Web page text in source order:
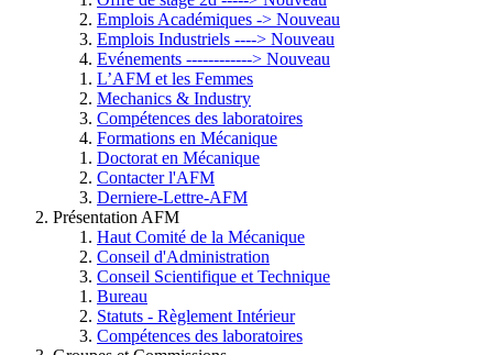
Emplois Académiques -> Nouveau
Emplois Industriels ----> Nouveau
Evénements ------------> Nouveau
L’AFM et les Femmes
Mechanics & Industry
Compétences des laboratoires
Formations en Mécanique
Doctorat en Mécanique
Contacter l'AFM
Derniere-Lettre-AFM
Présentation AFM
Haut Comité de la Mécanique
Conseil d'Administration
Conseil Scientifique et Technique
Bureau
Statuts - Règlement Intérieur
Compétences des laboratoires